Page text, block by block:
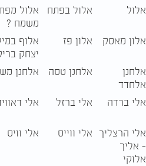
אלול אלול בפתח
אלול
משמח ?
אלון מאסק אלון פז
אלוף
יצחק
אלחנן
אלחדד
אלחנן טסה אלחנן
אלי ברדה אלי ברזל אלי
אלי הרצליך
- אליך
אלוקי
אלי ווייס אלי וויס